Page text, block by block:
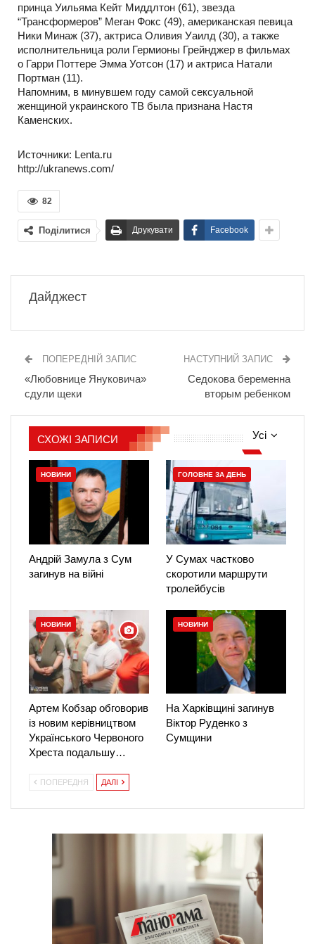
принца Уильяма Кейт Миддлтон (61), звезда
“Трансформеров” Меган Фокс (49), американская певица
Ники Минаж (37), актриса Оливия Уаилд (30), а также
исполнительница роли Гермионы Грейнджер в фильмах
о Гарри Поттере Эмма Уотсон (17) и актриса Натали
Портман (11).
Напомним, в минувшем году самой сексуальной
женщиной украинского ТВ была признана Настя
Каменских.
Источники: Lenta.ru
http://ukranews.com/
82
Поділитися Друкувати Facebook
Дайджест
ПОПЕРЕДНІЙ ЗАПИС
«Любовнице Януковича»
сдули щеки
НАСТУПНИЙ ЗАПИС
Седокова беременна
вторым ребенком
Усі
СХОЖІ ЗАПИСИ
НОВИНИ
Андрій Замула з Сум
загинув на війні
ГОЛОВНЕ ЗА ДЕНЬ
У Сумах частково
скоротили маршрути
тролейбусів
НОВИНИ
Артем Кобзар обговорив
із новим керівництвом
Українського Червоного
Хреста подальшу…
НОВИНИ
На Харківщині загинув
Віктор Руденко з
Сумщини
ПОПЕРЕДНЯ ДАЛІ